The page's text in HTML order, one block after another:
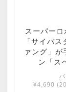
スーパー
「サイバ
ァング」が
ン「ス
¥4,690